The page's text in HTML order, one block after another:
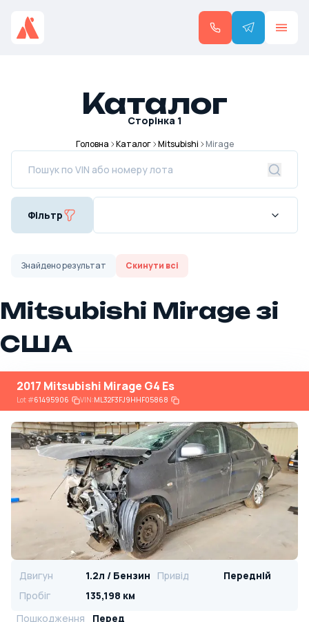
Каталог
Сторінка 1
Головна Каталог Mitsubishi Mirage
Фільтр
Знайденорезультат Скинути всі
Mitsubishi Mirage зі
США
2017 Mitsubishi Mirage G4 Es
Lot#61495906 VIN:ML32F3FJ9HHF05868
Двигун 1.2л / Бензин Привід
Передній
Пробіг
135,198 км
Пошкодження
Перед